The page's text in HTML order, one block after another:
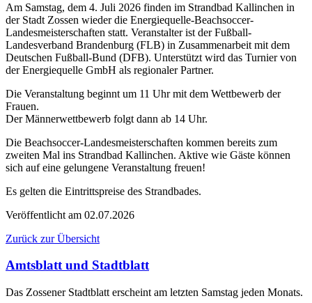
Am Samstag, dem 4. Juli 2026 finden im Strandbad Kallinchen in
der Stadt Zossen wieder die Energiequelle-Beachsoccer-
Landesmeisterschaften statt. Veranstalter ist der Fußball-
Landesverband Brandenburg (FLB) in Zusammenarbeit mit dem
Deutschen Fußball-Bund (DFB). Unterstützt wird das Turnier von
der Energiequelle GmbH als regionaler Partner.
Die Veranstaltung beginnt um 11 Uhr mit dem Wettbewerb der
Frauen.
Der Männerwettbewerb folgt dann ab 14 Uhr.
Die Beachsoccer-Landesmeisterschaften kommen bereits zum
zweiten Mal ins Strandbad Kallinchen. Aktive wie Gäste können
sich auf eine gelungene Veranstaltung freuen!
Es gelten die Eintrittspreise des Strandbades.
Veröffentlicht am 02.07.2026
Zurück zur Übersicht
Amtsblatt und Stadtblatt
Das Zossener Stadtblatt erscheint am letzten Samstag jeden Monats.